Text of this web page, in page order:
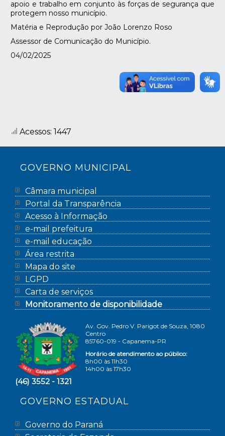
apoio e trabalho em conjunto às forças de segurança que
protegem nosso município.
Matéria e Reprodução por João Lorenzo Roso
Assessor de Comunicação do Município.
04/02/2025
Acessos: 1447
GOVERNO MUNICIPAL
Câmara municipal
Portal da Transparência
Acesso à Informação
e-mail prefeitura
e-mail educação
Área restrita
Mapa do site
LGPD
Carta de serviços
Monitoramento de disponibilidade
Av. Gov. Pedro V. Parigot de Souza, 1080
Centro
85760-019 - Capanema-PR
Horário de atendimento ao público:
8h00 às 11h30
14h00 às 17h30
(46) 3552 - 1321
GOVERNO ESTADUAL
Governo do Paraná